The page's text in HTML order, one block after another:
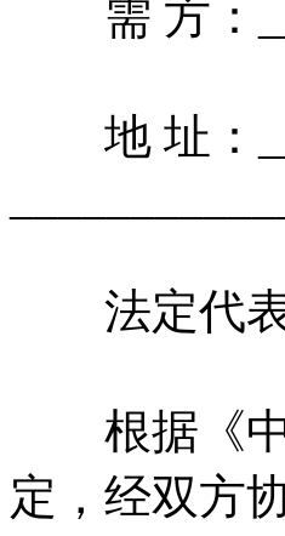
需 方：
地 址：
法定代表
根据《中
定，经双方